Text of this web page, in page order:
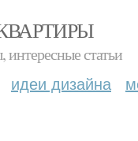
интересные статьи
идеи дизайна